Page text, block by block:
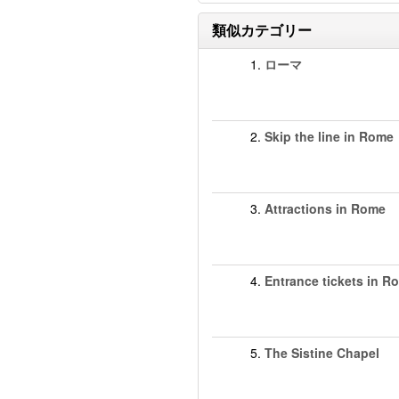
類似カテゴリー
1. ローマ
2. Skip the line in Rome
3. Attractions in Rome
4. Entrance tickets in
5. The Sistine Chapel